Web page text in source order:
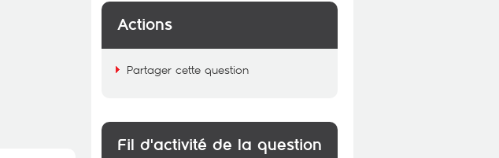
Actions
Partager cette question
Fil d'activité de la question